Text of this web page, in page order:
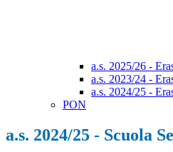
a.s. 2025/26 -
a.s. 2023/24 -
a.s. 2024/25 -
PON
a.s. 2024/25 - Scuola